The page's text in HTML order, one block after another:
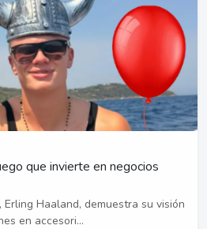
que invierte en negocios
Haaland, demuestra su visión
en accesori...